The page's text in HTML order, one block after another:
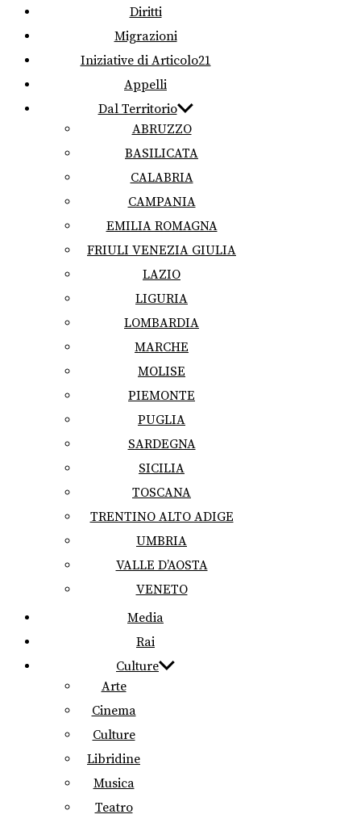
Diritti
Migrazioni
Iniziative di Articolo21
Appelli
Dal Territorio
ABRUZZO
BASILICATA
CALABRIA
CAMPANIA
EMILIA ROMAGNA
FRIULI VENEZIA GIULIA
LAZIO
LIGURIA
LOMBARDIA
MARCHE
MOLISE
PIEMONTE
PUGLIA
SARDEGNA
SICILIA
TOSCANA
TRENTINO ALTO ADIGE
UMBRIA
VALLE D’AOSTA
VENETO
Media
Rai
Culture
Arte
Cinema
Culture
Libridine
Musica
Teatro